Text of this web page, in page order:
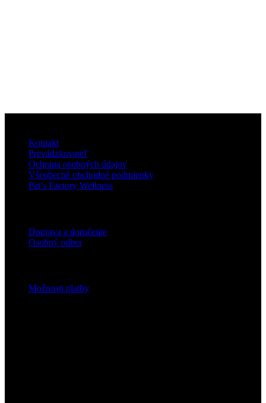
Kontakt
Prevádzkovateľ
Ochrana osobných údajov
Všeobecné obchodné podmienky
Pet’s Factory Wellness
Doprava a doručenie
Osobný odber
Možnosti platby